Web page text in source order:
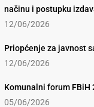
načinu i postupku
12/06/2026
Priopćenje za javnost
12/06/2026
Komunalni forum FBiH
05/06/2026